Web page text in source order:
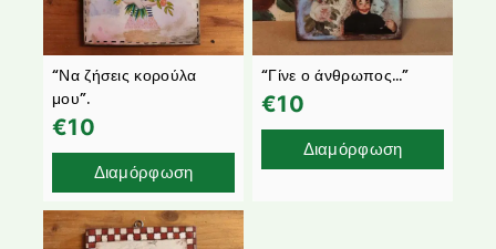
“Να ζήσεις κορούλα
μου”.
€10
Διαμόρφωση
“Γίνε ο άνθρωπος…”
€10
Διαμόρφωση